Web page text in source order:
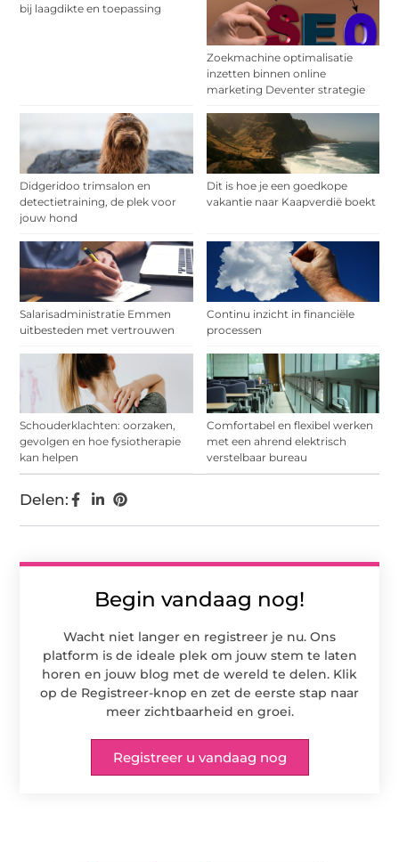
bij laagdikte en toepassing
Zoekmachine optimalisatie
inzetten binnen online
marketing Deventer strategie
Didgeridoo trimsalon en
detectietraining, de plek voor
jouw hond
Dit is hoe je een goedkope
vakantie naar Kaapverdië boekt
Salarisadministratie Emmen
uitbesteden met vertrouwen
Continu inzicht in financiële
processen
Schouderklachten: oorzaken,
gevolgen en hoe fysiotherapie
kan helpen
Comfortabel en flexibel werken
met een ahrend elektrisch
verstelbaar bureau
Begin vandaag nog!
Wacht niet langer en registreer je nu. Ons
platform is de ideale plek om jouw stem te laten
horen en jouw blog met de wereld te delen. Klik
op de Registreer-knop en zet de eerste stap naar
meer zichtbaarheid en groei.
Registreer u vandaag nog
Delen: